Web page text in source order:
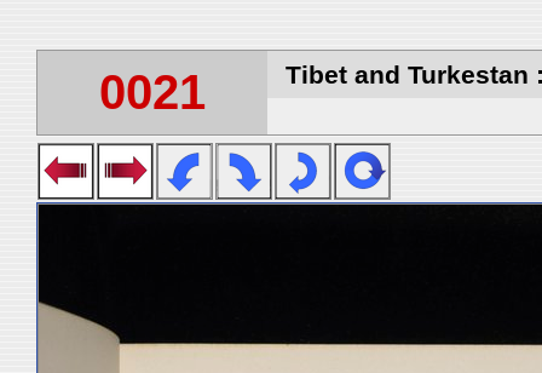
0021 Tibet and Turkestan